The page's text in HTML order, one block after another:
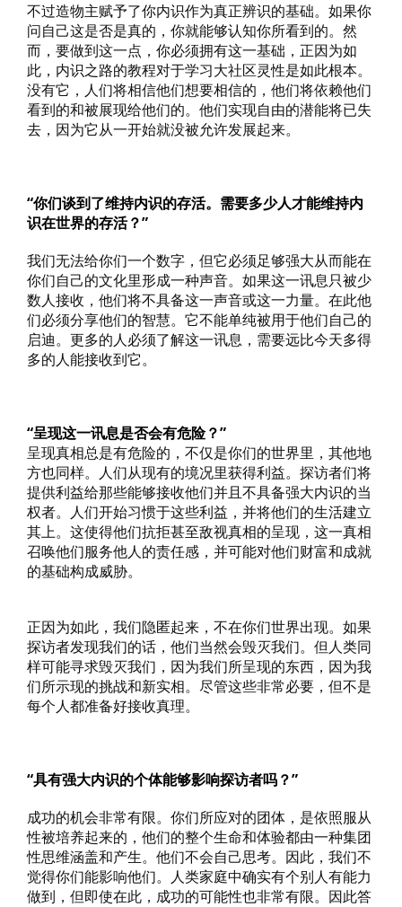
不过造物主赋予了你内识作为真正辨识的基础。如果你
问自己这是否是真的，你就能够认知你所看到的。然
而，要做到这一点，你必须拥有这一基础，正因为如
此，内识之路的教程对于学习大社区灵性是如此根本。
没有它，人们将相信他们想要相信的，他们将依赖他们
看到的和被展现给他们的。他们实现自由的潜能将已失
去，因为它从一开始就没被允许发展起来。
“你们谈到了维持内识的存活。需要多少人才能维持内
识在世界的存活？”
我们无法给你们一个数字，但它必须足够强大从而能在
你们自己的文化里形成一种声音。如果这一讯息只被少
数人接收，他们将不具备这一声音或这一力量。在此他
们必须分享他们的智慧。它不能单纯被用于他们自己的
启迪。更多的人必须了解这一讯息，需要远比今天多得
多的人能接收到它。
“呈现这一讯息是否会有危险？”
呈现真相总是有危险的，不仅是你们的世界里，其他地
方也同样。人们从现有的境况里获得利益。探访者们将
提供利益给那些能够接收他们并且不具备强大内识的当
权者。人们开始习惯于这些利益，并将他们的生活建立
其上。这使得他们抗拒甚至敌视真相的呈现，这一真相
召唤他们服务他人的责任感，并可能对他们财富和成就
的基础构成威胁。
正因为如此，我们隐匿起来，不在你们世界出现。如果
探访者发现我们的话，他们当然会毁灭我们。但人类同
样可能寻求毁灭我们，因为我们所呈现的东西，因为我
们所示现的挑战和新实相。尽管这些非常必要，但不是
每个人都准备好接收真理。
“具有强大内识的个体能够影响探访者吗？”
成功的机会非常有限。你们所应对的团体，是依照服从
性被培养起来的，他们的整个生命和体验都由一种集团
性思维涵盖和产生。他们不会自己思考。因此，我们不
觉得你们能影响他们。人类家庭中确实有个别人有能力
做到，但即使在此，成功的可能性也非常有限。因此答